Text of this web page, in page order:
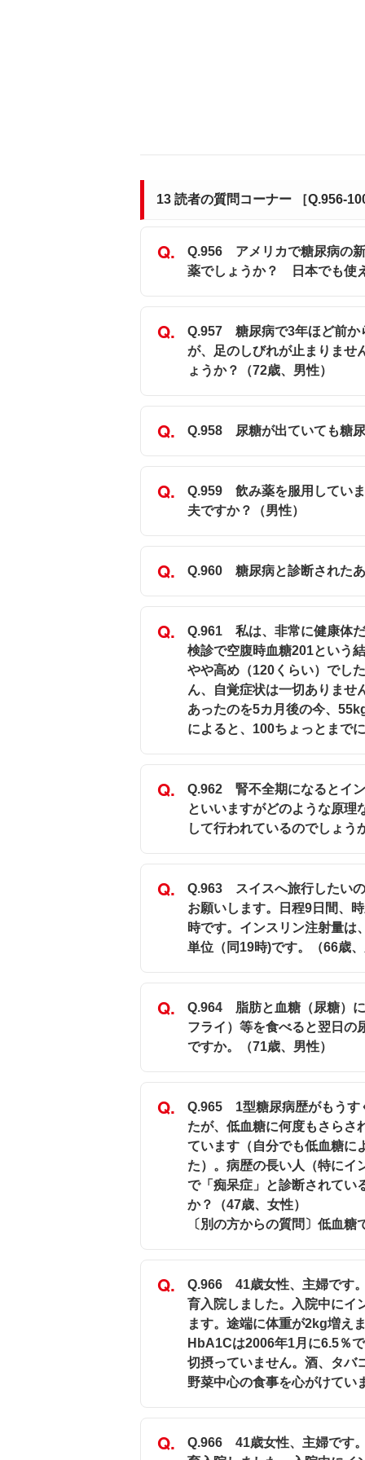
13 読者の質問コーナー ［Q.956-
Q.956 アメリカで糖尿病の
薬でしょうか？ 日本でも使
Q.957 糖尿病で3年ほど前か
が、足のしびれが止まりませ
ょうか？（72歳、男性）
Q.958 尿糖が出ていても糖
Q.959 飲み薬を服用してい
夫ですか？（男性）
Q.960 糖尿病と診断されたあ
Q.961 私は、非常に健康体
検診で空腹時血糖201という
やや高め（120くらい）でし
ん、自覚症状は一切ありま
あったのを5カ月後の今、
によると、100ちょっとまで
Q.962 腎不全期になるとイ
といいますがどのような原理
して行われているのでしょう
Q.963 スイスへ旅行したい
お願いします。日程9日間、
時です。インスリン注射量は
単位（同19時)です。（66歳、
Q.964 脂肪と血糖（尿糖）
フライ）等を食べると翌日の
ですか。（71歳、男性）
Q.965 1型糖尿病歴がもうす
たが、低血糖に何度もさらさ
ています（自分でも低血糖に
た）。病歴の長い人（特にイ
で「痴呆症」と診断されて
か？（47歳、女性）
〔別の方からの質問〕低血
Q.966 41歳女性、主婦です
育入院しました。入院中にイ
ます。途端に体重が2kg増え
HbA1Cは2006年1月に6.5％
切摂っていません。酒、タバ
野菜中心の食事を心がけてい
Q.966 41歳女性、主婦です